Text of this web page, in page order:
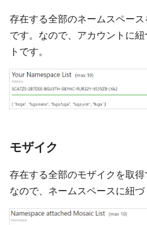
存在する全部のネームスペー
です。なので、アカウントに
トです。
モザイク
存在する全部のモザイクを取得
なので、ネームスペースに紐づ